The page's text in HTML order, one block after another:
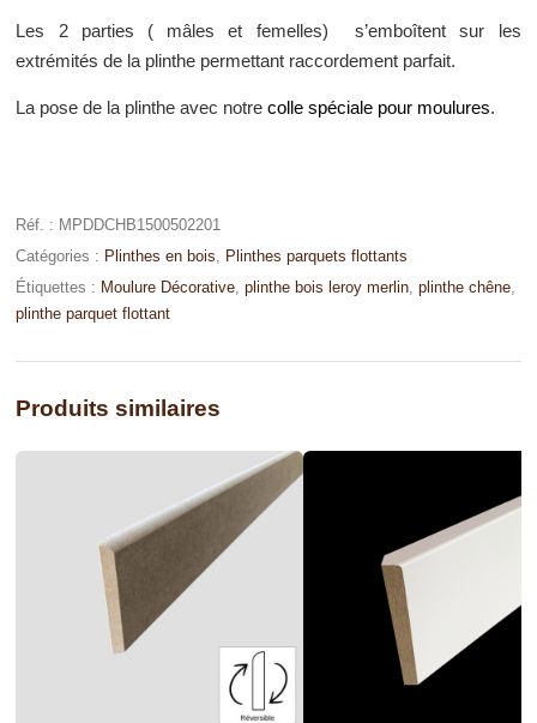
Les 2 parties ( mâles et femelles) s’emboîtent sur les
extrémités de la plinthe permettant raccordement parfait.
La pose de la plinthe avec notrecolle spéciale pour moulures.
Réf. : MPDDCHB1500502201
Catégories : Plinthes en bois, Plinthes parquets flottants
Étiquettes : Moulure Décorative,plinthe bois leroy merlin,plinthe chêne,
plinthe parquet flottant
Produits similaires